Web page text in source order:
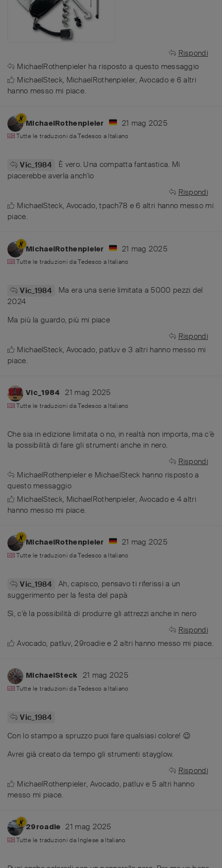
Rispondi
MichaelRothenpieler ha risposto a questo messaggio
MichaelSteck, MichaelRothenpieler, Avocadoe 6 altri
hanno messo mi piace.
MichaelRothenpieler 21 mag 2025
Tutte le traduzioni daTedesco a Italiano
Vic_1984
È vero. Una compatta fantastica. Mi
piacerebbe averla anch'io
Rispondi
MichaelSteck, Avocado,tpach78 e6 altri hanno messo mi
piace.
MichaelRothenpieler 21 mag 2025
Tutte le traduzioni daTedesco a Italiano
Vic_1984
Ma era una serie limitata a 5000 pezzi del
2024
Ma più la guardo, più mi piace
Rispondi
MichaelSteck, Avocado, patluv e 3 altri hanno messo mi
piace.
Vic_1984 21 mag 2025
Tutte le traduzioni daTedesco a Italiano
Che sia in edizione limitata o no, in realtà non importa, ma c'è
la possibilità di fare gli strumenti anche in nero.
Rispondi
MichaelRothenpieler e MichaelSteck hanno risposto a
questo messaggio
MichaelSteck, MichaelRothenpieler, Avocadoe 4 altri
hanno messo mi piace.
MichaelRothenpieler 21 mag 2025
Tutte le traduzioni daTedesco a Italiano
Vic_1984
Ah, capisco, pensavo ti riferissi a un
suggerimento per la festa del papà
Sì, c'è la possibilità di produrre gli attrezzi anche in nero
Rispondi
Avocado, patluv,29roadiee 2 altri hanno messo mi piace.
MichaelSteck 21 mag 2025
Tutte le traduzioni daTedesco a Italiano
Vic_1984
Con lo stampo a spruzzo puoi fare qualsiasi colore! 😉
Avrei già creato da tempo gli strumenti stayglow.
Rispondi
MichaelRothenpieler, Avocado, patluv e 5 altri hanno
messo mi piace.
29roadie 21 mag 2025
Tutte le traduzioni da Inglese a Italiano